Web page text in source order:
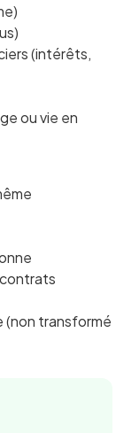
(intérêts,
ou vie en
(non transformé